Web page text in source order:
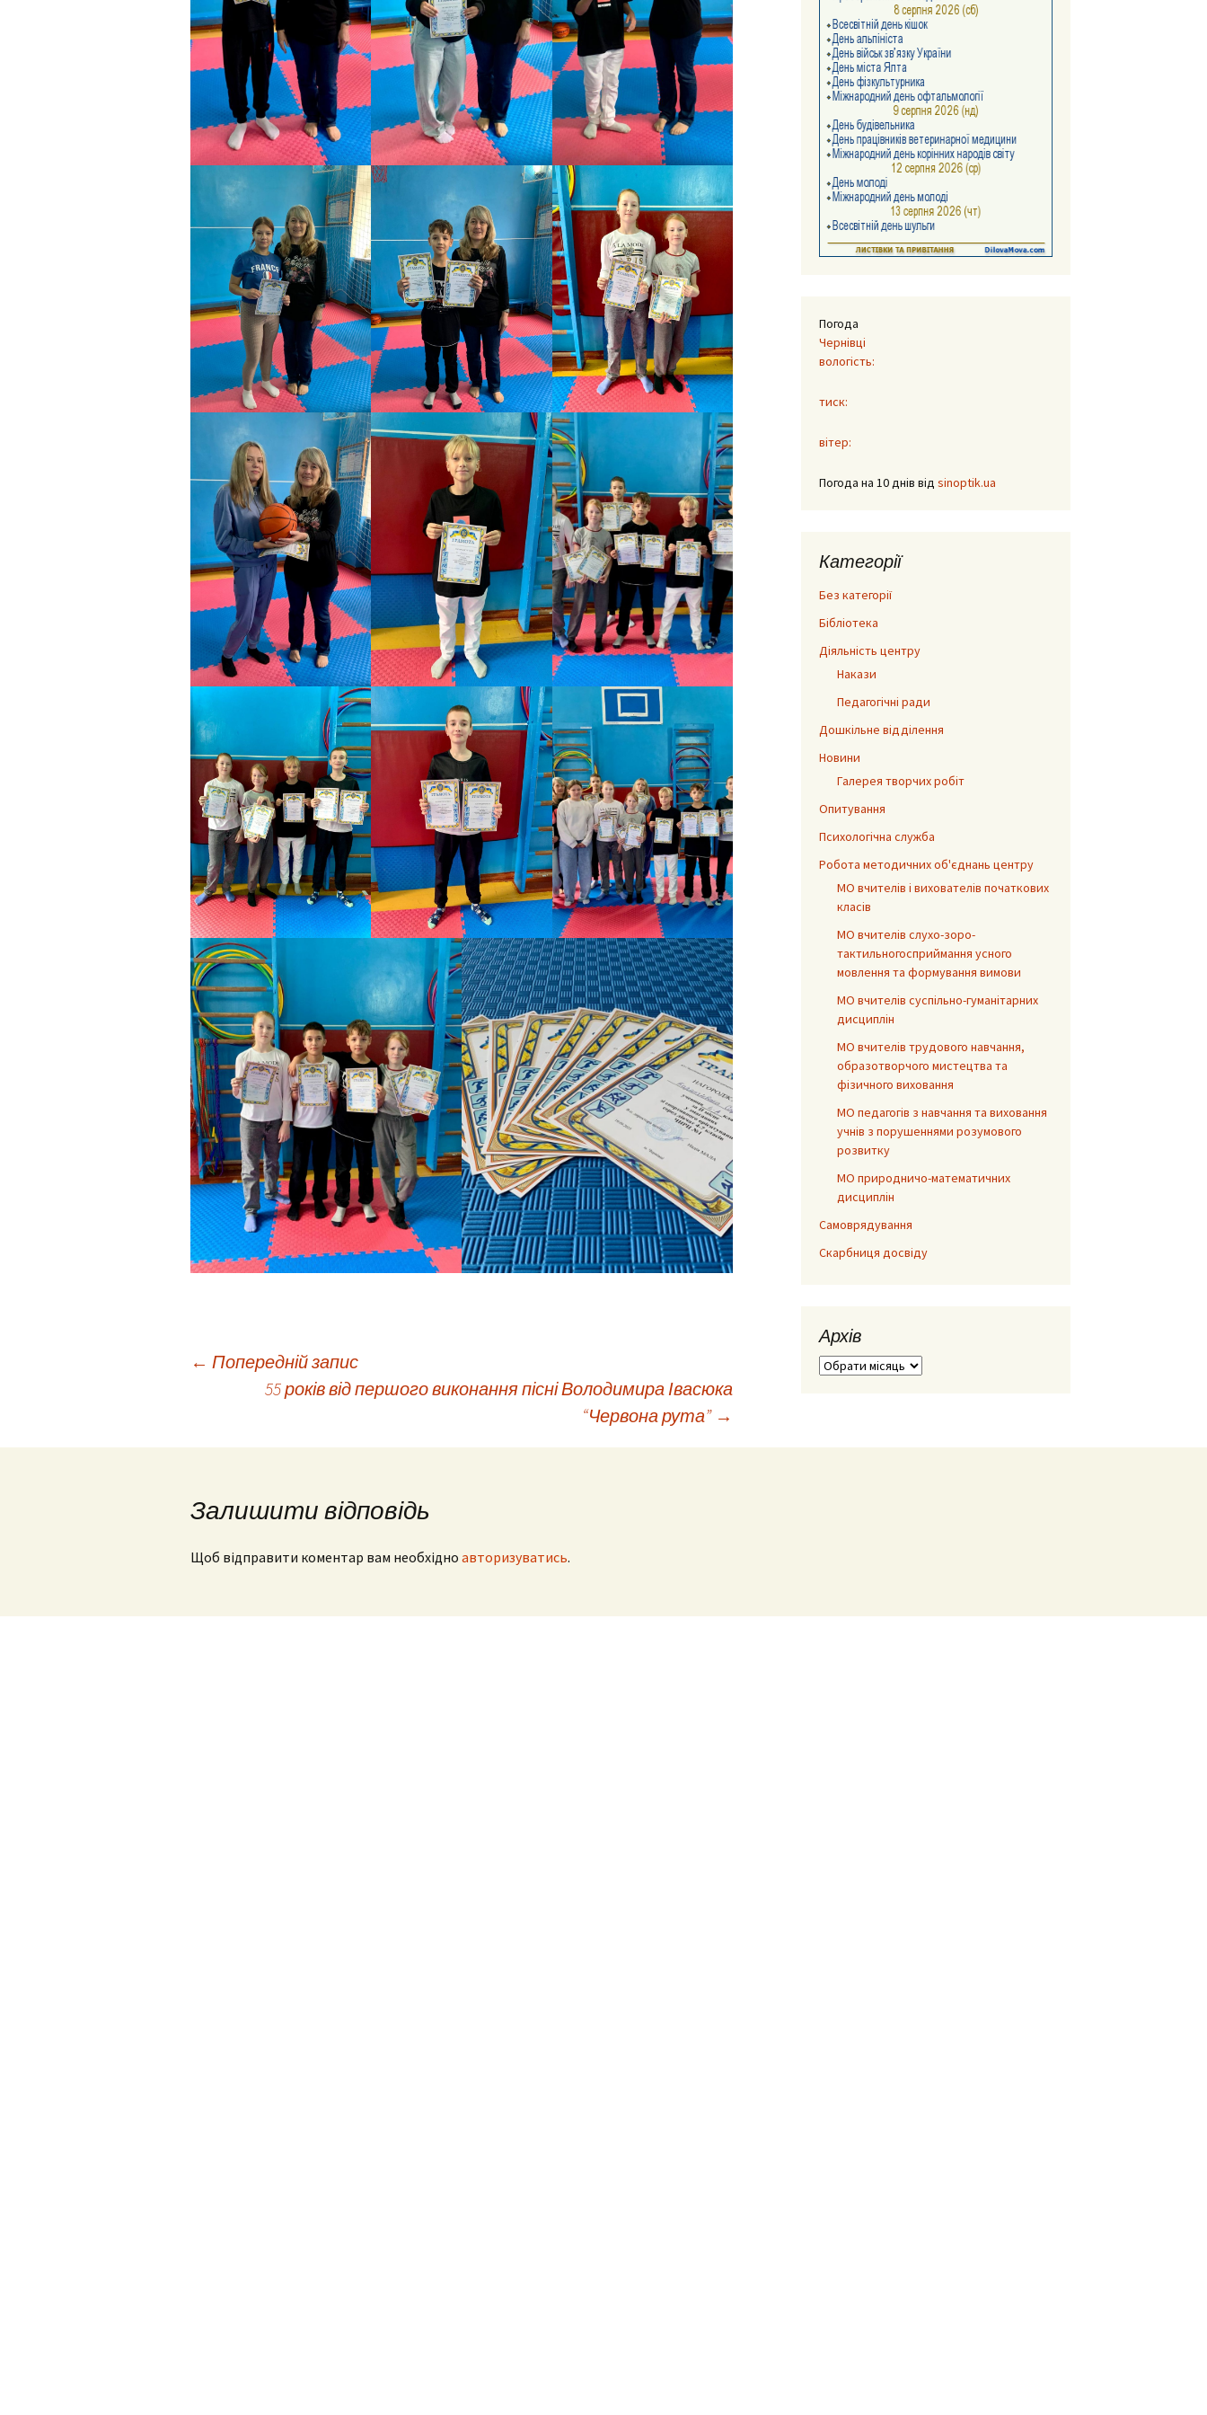
порушеннями
МО вчителів трудового
навчання,
образотворчого
мистецтва та фізичного
виховання
МО вчителів і
вихователів початкових
класів
Методичне об’єднання
педагогів з навчання і
виховання учнів
початкових класів з
порушеннями
інтелектуального
розвитку
Навігація
← Попередній запис
55 років від першого виконання пісні Володимира Івасюка
“Червона рута” →
Залишити відповідь
Щоб відправити коментар вам необхідно авторизуватись.
Погода
Чернівці
вологість:
тиск:
вітер:
Погода на 10 днів від sinoptik.ua
Категорії
Без категорії
Бібліотека
Діяльність центру
Накази
Педагогічні ради
Дошкільне відділення
Новини
Галерея творчих робіт
Опитування
Психологічна служба
Робота методичних об'єднань центру
МО вчителів і вихователів початкових
класів
МО вчителів слухо-зоро-
тактильногосприймання усного
мовлення та формування вимови
МО вчителів суспільно-гуманітарних
дисциплін
МО вчителів трудового навчання,
образотворчого мистецтва та
фізичного виховання
МО педагогів з навчання та виховання
учнів з порушеннями розумового
розвитку
МО природничо-математичних
дисциплін
Самоврядування
Скарбниця досвіду
Архів
Архів